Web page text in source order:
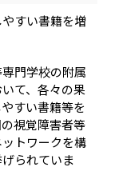
すい書籍を増
門学校の附属
て、各々の果
すい書籍等を
視覚障害者等
トワークを構
られていま